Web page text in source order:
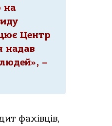
на
Центр
надав
–
фахівців,